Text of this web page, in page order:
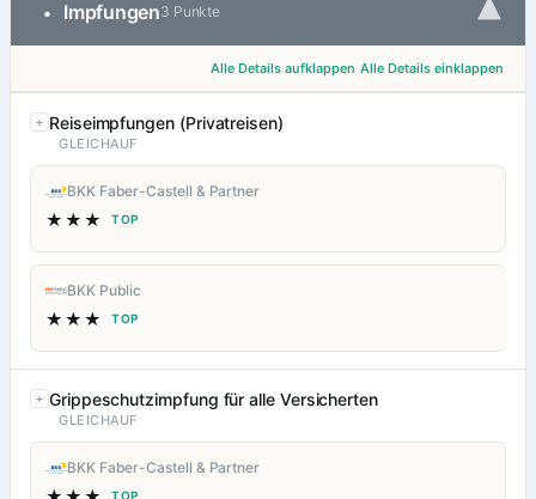
• Impfungen3 Punkte ▾
Alle Details aufklappen Alle Details einklappen
Reiseimpfungen (Privatreisen)
GLEICHAUF
BKK Faber-Castell & Partner
★★★ TOP
BKK Public
★★★ TOP
Grippeschutzimpfung für alle Versicherten
GLEICHAUF
BKK Faber-Castell & Partner
TOP